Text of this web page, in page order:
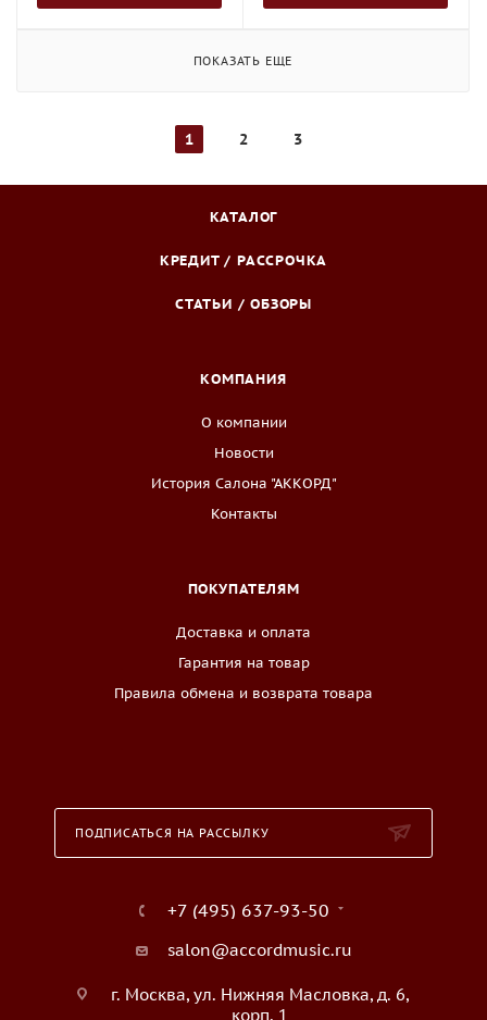
ПОКАЗАТЬ ЕЩЕ
1 2 3
КАТАЛОГ
КРЕДИТ / РАССРОЧКА
СТАТЬИ / ОБЗОРЫ
КОМПАНИЯ
О компании
Новости
История Салона "АККОРД"
Контакты
ПОКУПАТЕЛЯМ
Доставка и оплата
Гарантия на товар
Правила обмена и возврата товара
ПОДПИСАТЬСЯ НА РАССЫЛКУ
+7 (495) 637-93-50
salon@accordmusic.ru
г. Москва, ул. Нижняя Масловка, д. 6,
корп. 1